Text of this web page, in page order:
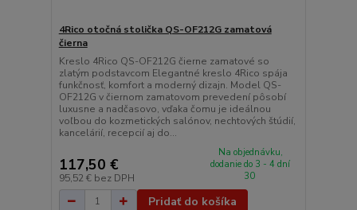
4Rico otočná stolička QS-OF212G zamatová
čierna
Kreslo 4Rico QS-OF212G čierne zamatové so
zlatým podstavcom Elegantné kreslo 4Rico spája
funkčnosť, komfort a moderný dizajn. Model QS-
OF212G v čiernom zamatovom prevedení pôsobí
luxusne a nadčasovo, vďaka čomu je ideálnou
voľbou do kozmetických salónov, nechtových štúdií,
kancelárií, recepcií aj do...
117,50 €
95,52 € bez DPH
Na objednávku,
dodanie do 3 - 4 dní
30
Pridať do košíka